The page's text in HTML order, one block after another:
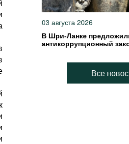
03 августа 2026
В Шри-Ланке
антикоррупционный
Все